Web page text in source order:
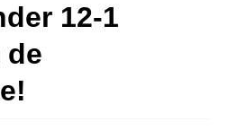
12-1
de